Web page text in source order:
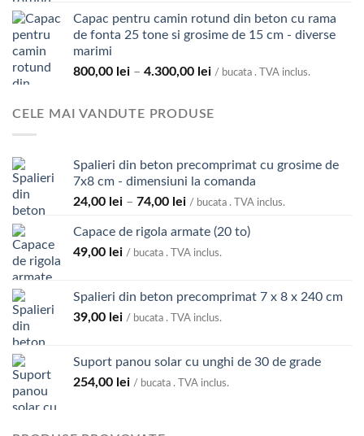
prețuri:
980,00 lei
la
Capac pentru camin rotund din beton cu rama
de fonta 25 tone si grosime de 15 cm - diverse
marimi
800,00 lei – 4.300,00 leiInterval
800,00 lei
4.300,00 lei
/ bucata . TVA inclus.
CELE MAI VANDUTE PRODUSE
Spalieri din beton precomprimat cu grosime de
7x8 cm - dimensiuni la comanda
24,00 lei – 74,00 leiInterval
prețuri:
24,00 lei
74,00 lei
/ bucata . TVA inclus.
Capace de rigola armate (20 to)
49,00 lei / bucata . TVA inclus.
Spalieri din beton precomprimat 7 x 8 x 240 cm
39,00 lei / bucata . TVA inclus.
Suport panou solar cu unghi de 30 de grade
254,00 lei / bucata . TVA inclus.